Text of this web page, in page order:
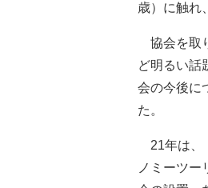
歳）に触れ
協会を取
ど明るい話
会の今後に
た。
21年は、
ノミーツー